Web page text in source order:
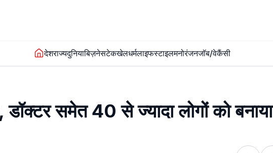
देशराज्यदुनियाबिज़नेसटेकखेलधर्मलाइफस्टाइलमनोरंजनजॉब/वेकैंसी
समेत 40 से ज्यादा लोगों को बनाया